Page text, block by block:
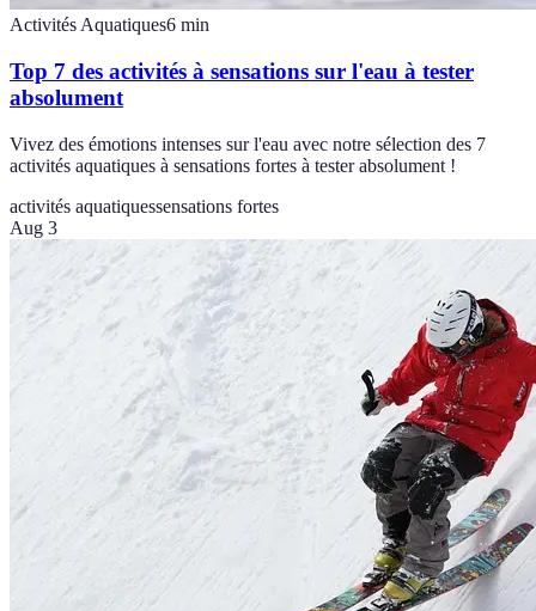
Activités Aquatiques6 min
Top 7 des activités à sensations sur l'eau à tester
absolument
Vivez des émotions intenses sur l'eau avec notre sélection des 7
activités aquatiques à sensations fortes à tester absolument !
activités aquatiquessensations fortes
Aug 3